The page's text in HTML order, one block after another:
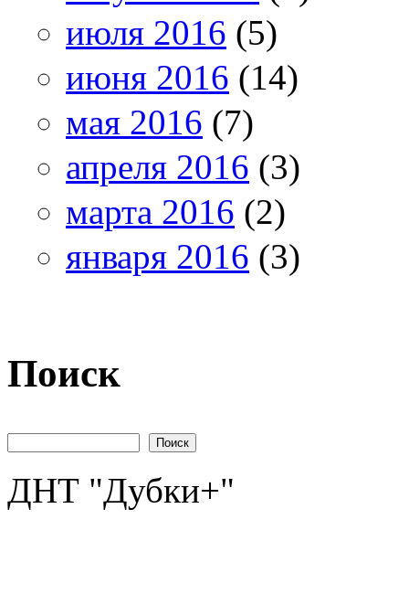
июля 2016 (5)
июня 2016 (14)
мая 2016 (7)
апреля 2016 (3)
марта 2016 (2)
января 2016 (3)
Поиск
ДНТ "Дубки+"